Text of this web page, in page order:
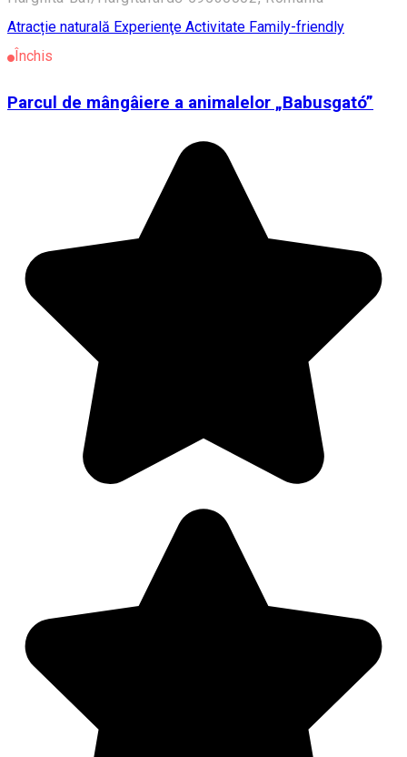
Atracție naturală Experienţe Activitate Family-friendly
Închis
Parcul de mângâiere a animalelor „Babusgató”